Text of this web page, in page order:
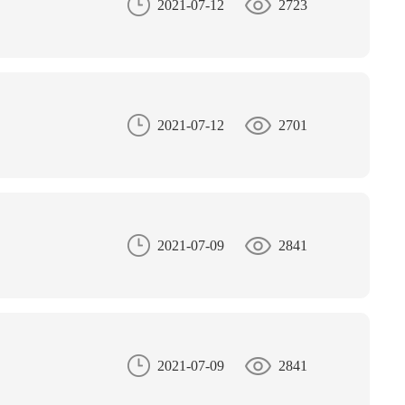
2021-07-12 2723
2021-07-12 2701
2021-07-09 2841
2021-07-09 2841